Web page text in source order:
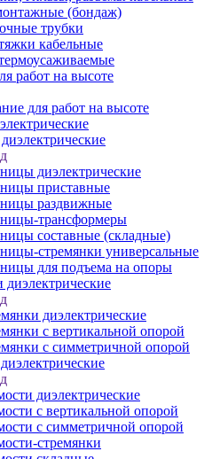
(бондаж)
трубки
кабельные
работ на высоте
для работ на высоте
диэлектрические
приставные
раздвижные
трансформеры
составные (складные)
стремянки универсальные
для подъема на опоры
диэлектрические
диэлектрические
с вертикальной опорой
с симметричной опорой
диэлектрические
с вертикальной опорой
с симметричной опорой
стремянки